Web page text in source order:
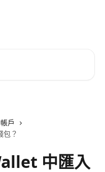
戶
包？
中匯入